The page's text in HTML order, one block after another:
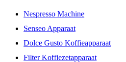
Nespresso Machine
Senseo Apparaat
Dolce Gusto Koffieapparaat
Filter Koffiezetapparaat